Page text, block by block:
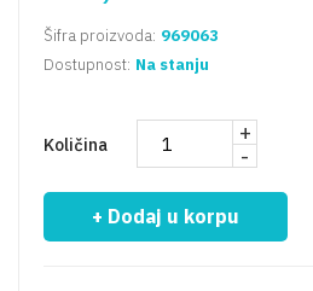
Šifra proizvoda: 969063
Dostupnost: Na stanju
Količina
+
-
+ Dodaj u korpu